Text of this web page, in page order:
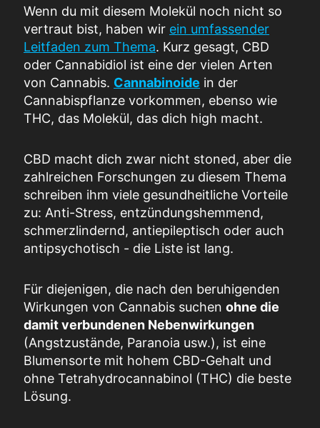
Wenn du mit diesem Molekül noch nicht so
vertraut bist, haben wir ein umfassender
Leitfaden zum Thema. Kurz gesagt, CBD
oder Cannabidiol ist eine der vielen Arten
von Cannabis. Cannabinoide in der
Cannabispflanze vorkommen, ebenso wie
THC, das Molekül, das dich high macht.
CBD macht dich zwar nicht stoned, aber die
zahlreichen Forschungen zu diesem Thema
schreiben ihm viele gesundheitliche Vorteile
zu: Anti-Stress, entzündungshemmend,
schmerzlindernd, antiepileptisch oder auch
antipsychotisch - die Liste ist lang.
Für diejenigen, die nach den beruhigenden
Wirkungen von Cannabis suchen ohne die
damit verbundenen Nebenwirkungen
(Angstzustände, Paranoia usw.), ist eine
Blumensorte mit hohem CBD-Gehalt und
ohne Tetrahydrocannabinol (THC) die beste
Lösung.